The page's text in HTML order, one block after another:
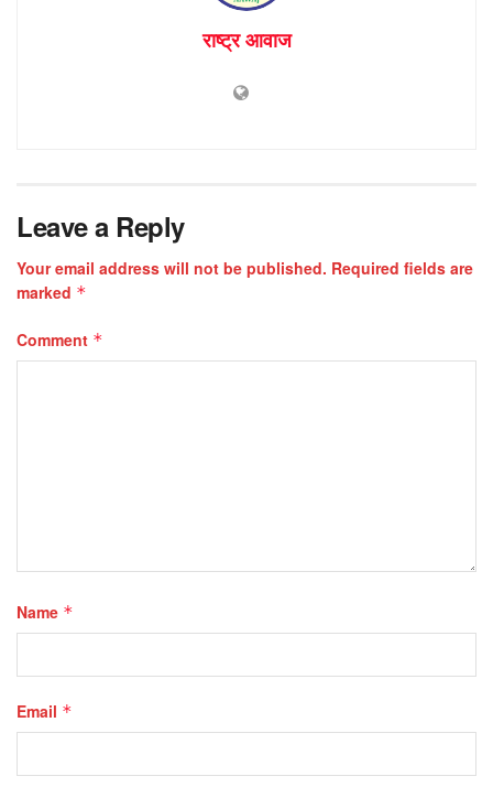
राष्ट्र आवाज
Leave a Reply
Your email address will not be published. Required fields are
marked *
Comment *
Name *
Email *